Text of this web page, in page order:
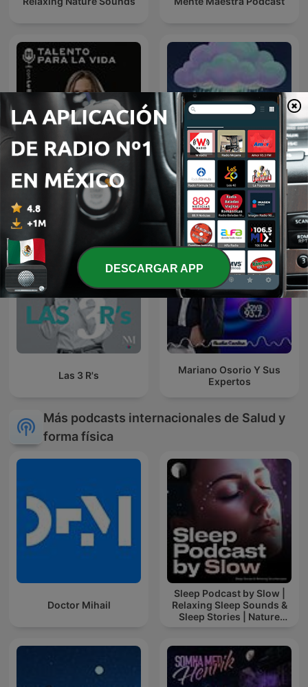
Talento Para la Vida con
Lu Botello
Sonido de Lluvia, Lluvia
Relajante, Lluvia Suave,
Lluvia Nocturna,
Descanso Con Lluvia
Las 3 R's
Mariano Osorio Y Sus
Expertos
Más podcasts internacionales de Salud y
forma física
Doctor Mihail
Sleep Podcast by Slow |
Relaxing Sleep Sounds &
Sleep Stories | Nature
DESCARGAR APP